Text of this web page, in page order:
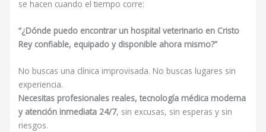
se hacen cuando el tiempo corre:
“¿Dónde puedo encontrar un hospital veterinario en Cristo
Rey confiable, equipado y disponible ahora mismo?”
No buscas una clínica improvisada. No buscas lugares sin
experiencia.
Necesitas profesionales reales, tecnología médica moderna
y atención inmediata 24/7, sin excusas, sin esperas y sin
riesgos.